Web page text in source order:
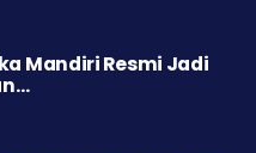
Mandiri Resmi Jadi